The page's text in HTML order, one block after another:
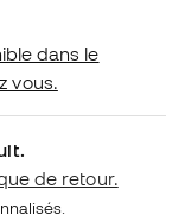
dans le
vous.
de retour.